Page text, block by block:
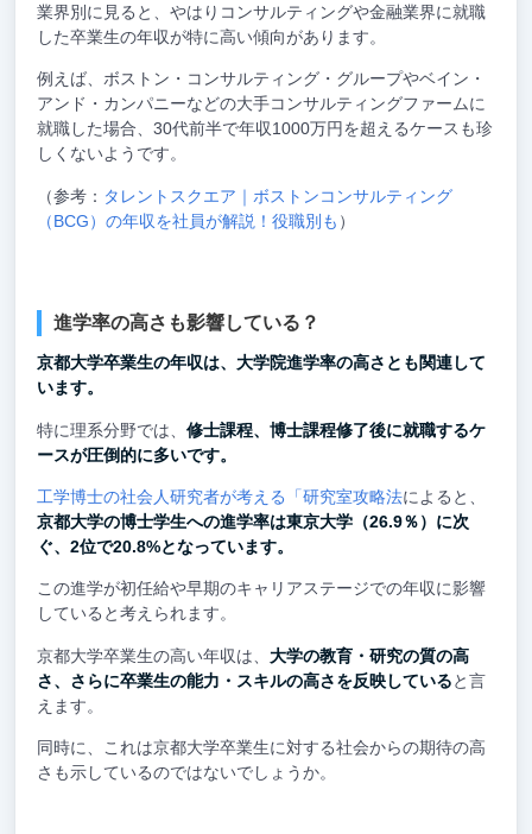
業界別に見ると、やはりコンサルティングや金融業界に就職
した卒業生の年収が特に高い傾向があります。
例えば、ボストン・コンサルティング・グループやベイン・
アンド・カンパニーなどの大手コンサルティングファームに
就職した場合、30代前半で年収1000万円を超えるケースも珍
しくないようです。
（参考： タレントスクエア｜ボストンコンサルティング
（BCG）の年収を社員が解説！役職別も ）
進学率の高さも影響している？
京都大学卒業生の年収は、大学院進学率の高さとも関連して
います。
特に理系分野では、 修士課程、博士課程修了後に就職するケ
ースが圧倒的に多いです。
工学博士の社会人研究者が考える「研究室攻略法によると、
京都大学の博士学生への進学率は東京大学（26.9％）に次
ぐ、2位で20.8%となっています。
この進学が初任給や早期のキャリアステージでの年収に影響
していると考えられます。
京都大学卒業生の高い年収は、 大学の教育・研究の質の高
さ、さらに卒業生の能力・スキルの高さを反映していると言
えます。
同時に、これは京都大学卒業生に対する社会からの期待の高
さも示しているのではないでしょうか。